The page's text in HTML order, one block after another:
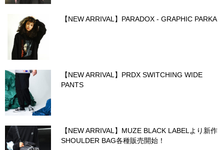
【NEW ARRIVAL】PARADOX - GRAPHIC PARKA
【NEW ARRIVAL】PRDX SWITCHING WIDE
PANTS
【NEW ARRIVAL】MUZE BLACK LABELより新作
SHOULDER BAG各種販売開始！